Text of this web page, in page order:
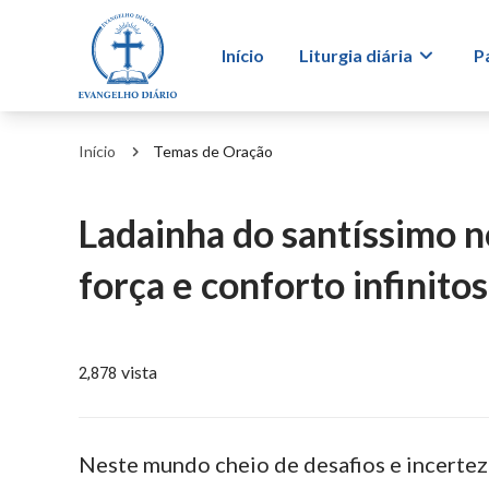
Início Liturgia diária
Início Temas de Oração
Ladainha do santíssimo
força e conforto infinitos
2,878 vista
Neste mundo cheio de desafios e